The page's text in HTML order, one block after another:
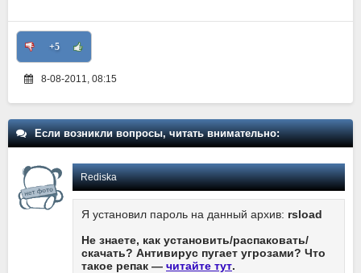
+5
8-08-2011, 08:15
Если возникли вопросы, читать внимательно:
Rediska
Я установил пароль на данный архив: rsload
Не знаете, как установить/распаковать/
скачать? Антивирус пугает угрозами? Что
такое репак — читайте тут.